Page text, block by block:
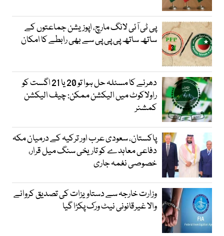
پی ٹی آئی لانگ مارچ، اپوزیشن جماعتوں کے
ساتھ ساتھ پی پی پی سے بھی رابطے کا امکان
دھرنے کا مسئلہ حل ہوا تو 20 یا 21 اگست کو
راولاکوٹ میں الیکشن ممکن: چیف الیکشن
کمشنر
پاکستان، سعودی عرب اور ترکیہ کے درمیان مکہ
دفاعی معاہدے کو تاریخی سنگ میل قرار،
خصوصی نغمہ جاری
وزارت خارجہ سے دستاویزات کی تصدیق کروانے
والا غیرقانونی نیٹ ورک پکڑا گیا